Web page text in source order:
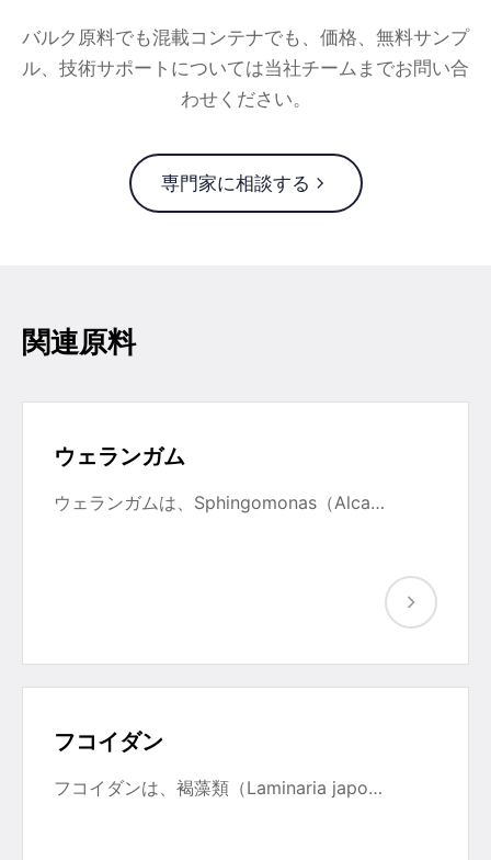
バルク原料でも混載コンテナでも、価格、無料サンプ
ル、技術サポートについては当社チームまでお問い合
わせください。
専門家に相談する
関連原料
ウェランガム
ウェランガムは、Sphingomonas（Alca…
フコイダン
フコイダンは、褐藻類（Laminaria japo…